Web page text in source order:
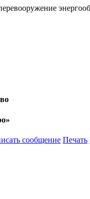
сообщение Печать